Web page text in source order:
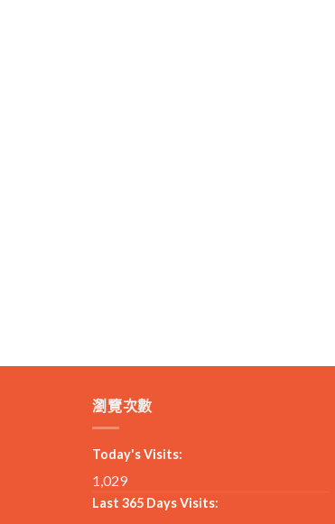
瀏覽次數
Today's Visits:
1,029
Last 365 Days Visits: